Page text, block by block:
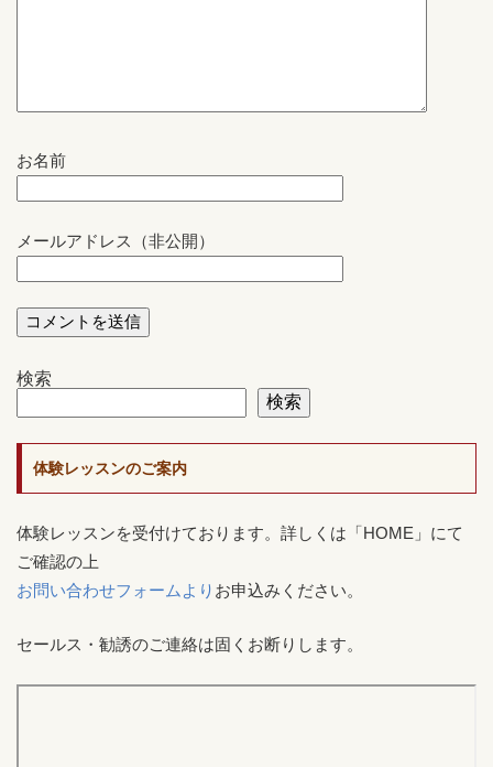
お名前
メールアドレス（非公開）
検索
検索
体験レッスンのご案内
体験レッスンを受付けております。詳しくは「HOME」にて
ご確認の上
お問い合わせフォームより お申込みください。
セールス・勧誘のご連絡は固くお断りします。